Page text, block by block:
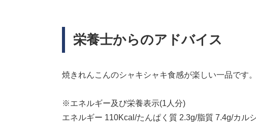
栄養士からのアドバイス
焼きれんこんのシャキシャキ食感が楽しい一品です。
※エネルギー及び栄養表示(1人分)
エネルギー 110Kcal/たんぱく質 2.3g/脂質 7.4g/カル